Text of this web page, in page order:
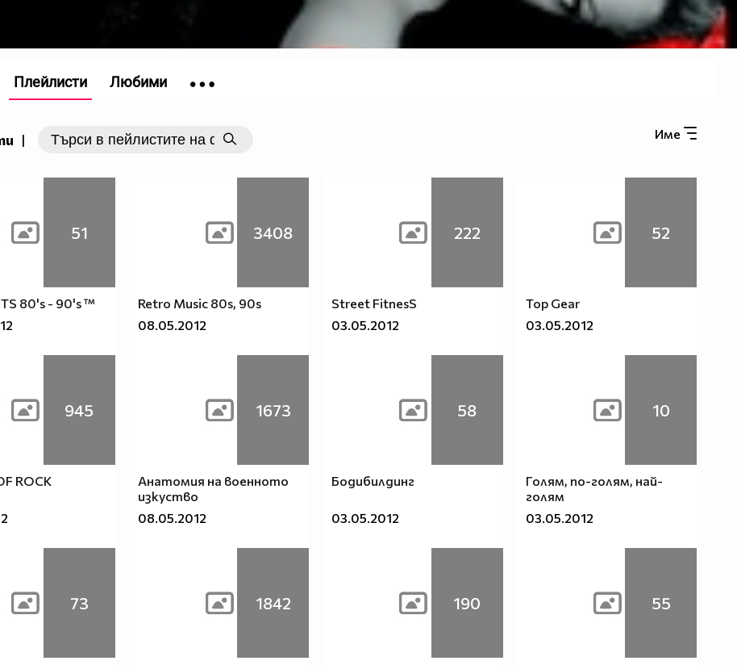
| Име
51
80's - 90's ™
3408
Retro Music 80s, 90s
08.05.2012
222
Street FitnesS
03.05.2012
52
Top Gear
03.05.2012
945
ROCK
1673
Анатомия на военното
изкуство
08.05.2012
58
Бодибилдинг
03.05.2012
10
Голям, по-голям, най-
голям
03.05.2012
73 1842 190 55
Плейлисти Любими